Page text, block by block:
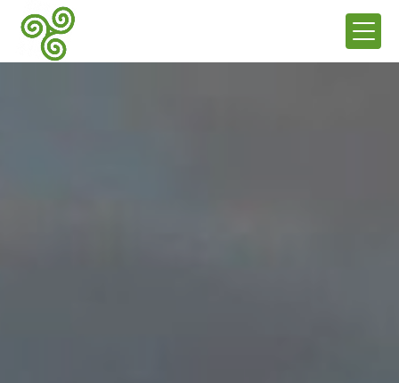
Panneau de gestion des cookies